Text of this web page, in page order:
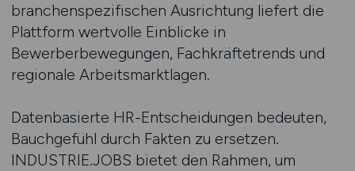
branchenspezifischen Ausrichtung liefert die
Plattform wertvolle Einblicke in
Bewerberbewegungen, Fachkräftetrends und
regionale Arbeitsmarktlagen.
Datenbasierte HR-Entscheidungen bedeuten,
Bauchgefühl durch Fakten zu ersetzen.
INDUSTRIE.JOBS bietet den Rahmen, um